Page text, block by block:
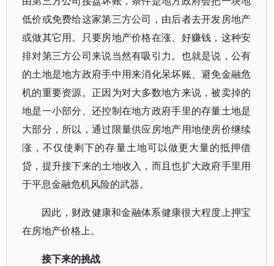
低价或免费给这家第三方公司，由后者去开发房地产
或做其它用。只要房地产价格在涨、好赚钱，这种安
排对第三方公司来说当然有吸引力。也就是说，公有
的土地是地方政府手中用来消化呆坏账、避免金融危
机的重要资源。正因为对大多数地方来说，被卖掉的
地是一小部分、还控制在地方政府手里的存量土地是
大部分，所以，通过限量供应房地产用地使房价继续
涨，不仅使剩下的存量土地可以做更大量的抵押借
贷，提升接下来的土地收入，而且也扩大政府手里用
于平息金融危机风险的武器。
因此，财政健康和金融体系健康很大程度上押宝
在房地产价格上。
接下来的挑战